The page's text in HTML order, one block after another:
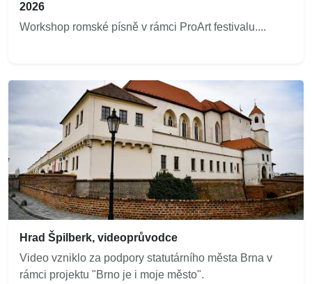
2026
Workshop romské písně v rámci ProArt festivalu....
Hrad Špilberk, videoprůvodce
Video vzniklo za podpory statutárního města Brna v
rámci projektu "Brno je i moje město".